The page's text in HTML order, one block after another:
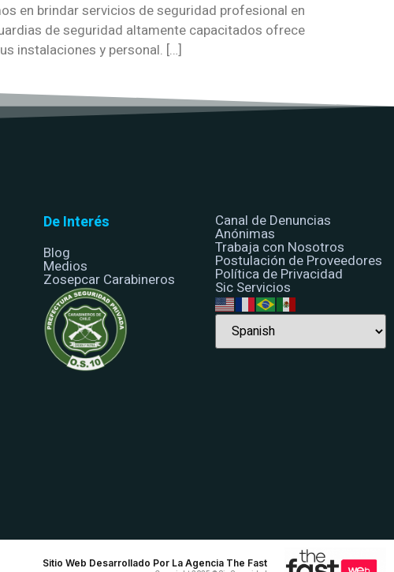
en brindar servicios de seguridad profesional en
de seguridad altamente capacitados ofrece
instalaciones y personal. […]
De Interés
Blog
Medios
Zosepcar Carabineros
Canal de Denuncias
Anónimas
Trabaja con Nosotros
Postulación de Proveedores
Política de Privacidad
Sic Servicios
Sitio Web Desarrollado Por La Agencia The Fast